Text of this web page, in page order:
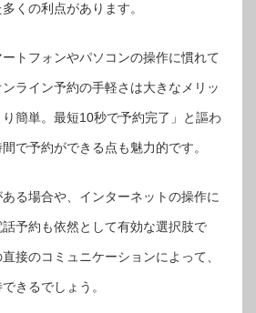
くの利点があります。
トフォンやパソコンの操作に慣れて
ライン予約の手軽さは大きなメリッ
り簡単。最短10秒で予約完了」と謳わ
で予約ができる点も魅力的です。
る場合や、インターネットの操作に
予約も依然として有効な選択肢で
接のコミュニケーションによって、
きるでしょう。